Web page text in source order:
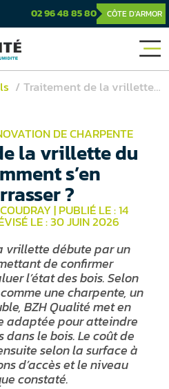
02 96 48 85 80 CÔTE D'ARMOR
Traitement de la vrillette du bois : comment s’en débarrasser ?
DE CHARPENTE
la vrillette du
s’en
?
|PUBLIÉ LE : 14
LE : 30 JUIN 2026
vrillette débute par un
de confirmer
l’état des bois. Selon
une charpente, un
BZH Qualité met en
adaptée pour atteindre
dans le bois. Le coût de
selon la surface à
d’accès et le niveau
constaté.